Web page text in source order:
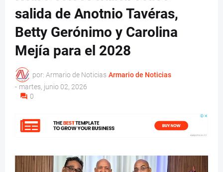
salida de Anotnio Tavéras,
Betty Gerónimo y Carolina
Mejía para el 2028
por: Armario de Noticias Armario de Noticias
- martes, junio 02, 2026
0